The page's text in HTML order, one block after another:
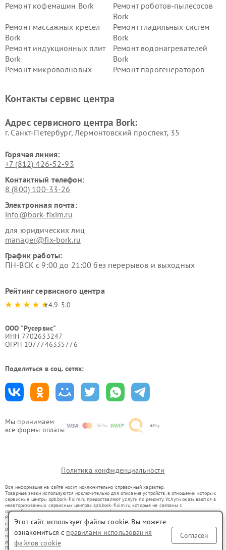
Мы принимаем
все формы оплаты
Ремонт кофемашин Bork
Ремонт роботов-пылесосов
Bork
Ремонт массажных кресел
Bork
Ремонт гладильных систем
Bork
Ремонт индукционных плит
Bork
Ремонт водонагревателей
Bork
Ремонт микроволновых
Ремонт парогенераторов
воздуха Bork
Bork
Bork
Контакты сервис центра
Адрес сервисного центра Bork:
г. Санкт-Петербург, Лермонтовский проспект, 35
Горячая линия:
+7 (812) 426-52-93
Контактный телефон:
8 (800) 100-33-26
Электронная почта:
info@bork-fixim.ru
для юридических лиц
manager@fix-bork.ru
График работы:
ПН-ВСК с 9:00 до 21:00 без перерывов и выходных
Рейтинг сервисного центра
4.9-5.0
ООО "Русервис"
ИНН 7702633247
ОГРН 1077746335776
Поделиться в соц. сетях:
Политика конфиденциальности
Вся информация на сайте носит исключительно справочный характер.
Товарные знаки используются исключительно для описания устройств, в отношении которых
сервисные центры spb.bork-fixim.ru предоставляют услуги по ремонту. Услуги оказываются в
неавторизованных сервисных центрах spb.bork-fixim.ru, которые не связаны с
правообладателями товарных знаков или их официальными представителями.
Ремонт осуществляется для устройств, уже введенных в гражданский оборот в соответствии
со статьей 1487 ГК РФ.
Использование товарных знаков не преследует цели индивидуализации услуг или введения
потребителей в заблуждение, а служит для информирования о предоставляемых услугах по
ремонту техники указанных брендов.
Представленная на сайте информация не является публичной офертой, определяемой
Этот сайт использует файлы cookie. Вы можете
ознакомиться с правилами использования
файлов cookie
Согласен